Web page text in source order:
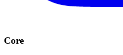
Core